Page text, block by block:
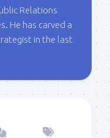
Relations
He has carved a
in the last